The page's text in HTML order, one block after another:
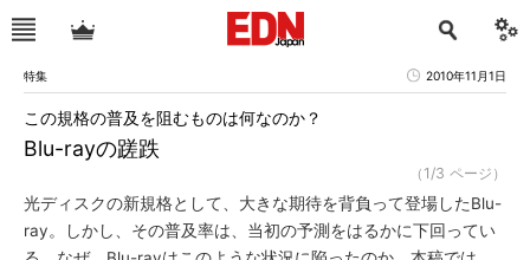
特集 2010年11月1日
Blu-rayの蹉跌
この規格の普及を阻むものは何なのか？
（1/3 ページ）
光ディスクの新規格として、大きな期待を背負って登場したBlu-
ray。しかし、その普及率は、当初の予測をはるかに下回ってい